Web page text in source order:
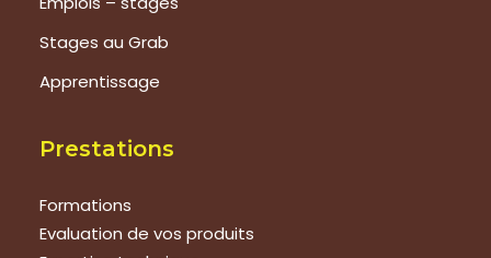
Stages au Grab
Apprentissage
Prestations
Formations
Evaluation de vos produits